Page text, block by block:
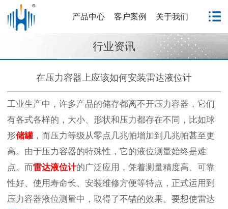
产品中心 客户案例 关于我们
行业资讯
在压力容器上应该如何安装雷达液位计
工业生产中，许多产品的储存都离不开压力容器，它们
有各式各样的，大小、形状和压力都存在不同，比如球
形储罐，而压力等级从零点几兆帕增加到几兆帕甚至更
高。由于压力容器的特殊性，它的液位测量始终是难
点。而雷达液位计的广泛应用，凭着测量精度高、可靠
性好、使用寿命长、安装维修方便等特点，正式运用到
压力容器液位测量中，取得了不错的效果。要想使雷达